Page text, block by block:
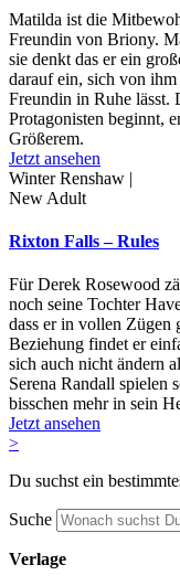
Matilda ist die
Freundin von Briony.
sie denkt das er ein
darauf ein, sich von
Freundin in Ruhe lässt.
Protagonisten beginnt,
Größerem.
Jetzt ansehen
Winter Renshaw |
New Adult
Rixton Falls – Rules
Für Derek Rosewood
noch seine Tochter
dass er in vollen Zügen
Beziehung findet er
sich auch nicht ändern
Serena Randall spielen
bisschen mehr in sein
Jetzt ansehen
>
Du suchst ein
Suche
Verlage